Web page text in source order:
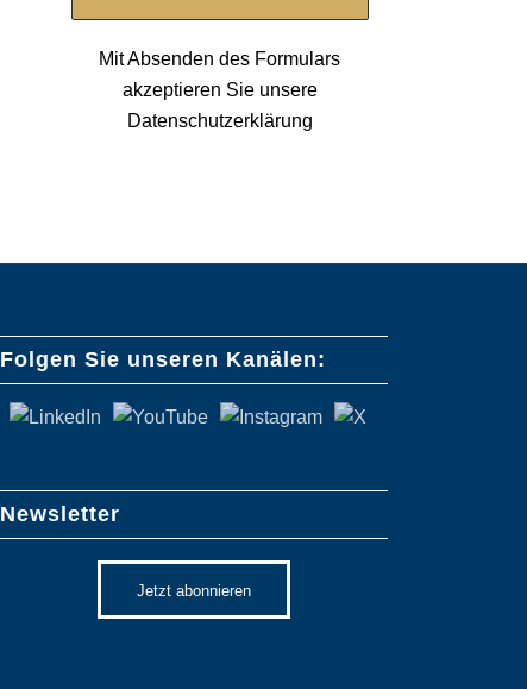
Mit Absenden des Formulars
akzeptieren Sie unsere
Datenschutzerklärung
Folgen Sie unseren Kanälen:
Newsletter
Jetzt abonnieren